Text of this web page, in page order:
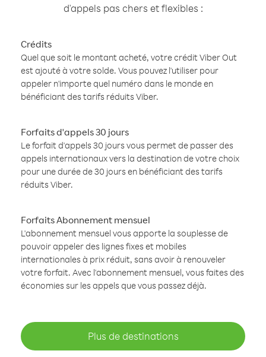
d'appels pas chers et flexibles :
Crédits
Quel que soit le montant acheté, votre crédit Viber Out
est ajouté à votre solde. Vous pouvez l'utiliser pour
appeler n'importe quel numéro dans le monde en
bénéficiant des tarifs réduits Viber.
Forfaits d'appels 30 jours
Le forfait d'appels 30 jours vous permet de passer des
appels internationaux vers la destination de votre choix
pour une durée de 30 jours en bénéficiant des tarifs
réduits Viber.
Forfaits Abonnement mensuel
L'abonnement mensuel vous apporte la souplesse de
pouvoir appeler des lignes fixes et mobiles
internationales à prix réduit, sans avoir à renouveler
votre forfait. Avec l'abonnement mensuel, vous faites des
économies sur les appels que vous passez déjà.
Plus de destinations